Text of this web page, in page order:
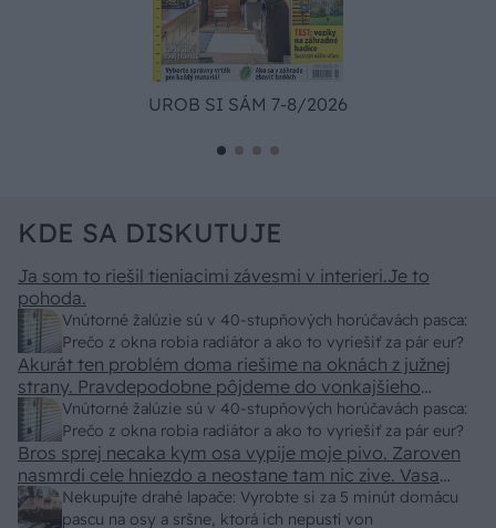
UROB SI SÁM 7-8/2026
KDE SA DISKUTUJE
Vnútorné žalúzie sú v 40-stupňových horúčavách pasca:
Prečo z okna robia radiátor a ako to vyriešiť za pár eur?
Ja som to riešil tieniacimi závesmi v interieri.Je to
pohoda.
Vnútorné žalúzie sú v 40-stupňových horúčavách pasca:
Prečo z okna robia radiátor a ako to vyriešiť za pár eur?
Akurát ten problém doma riešime na oknách z južnej
strany. Pravdepodobne pôjdeme do vonkajšieho
tienenia na spôsob markízy 250x150cm. Čínsky
predajcovia idú okolo 100 eur kus.
Nekupujte drahé lapače: Vyrobte si za 5 minút domácu
pascu na osy a sršne, ktorá ich nepustí von
Bros sprej necaka kym osa vypije moje pivo. Zaroven
nasmrdi cele hniezdo a neostane tam nic zive. Vasa
pasca naucinke moc efektivne. Skor pritiahne slimaky